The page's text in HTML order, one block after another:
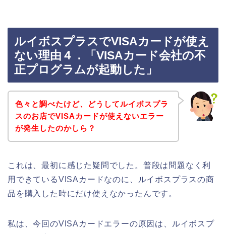
ルイボスプラスでVISAカードが使え
ない理由４．「VISAカード会社の不
正プログラムが起動した」
色々と調べたけど、どうしてルイボスプラ
スのお店でVISAカードが使えないエラー
が発生したのかしら？
これは、最初に感じた疑問でした。普段は問題なく利
用できているVISAカードなのに、ルイボスプラスの商
品を購入した時にだけ使えなかったんです。
私は、今回のVISAカードエラーの原因は、ルイボスプ